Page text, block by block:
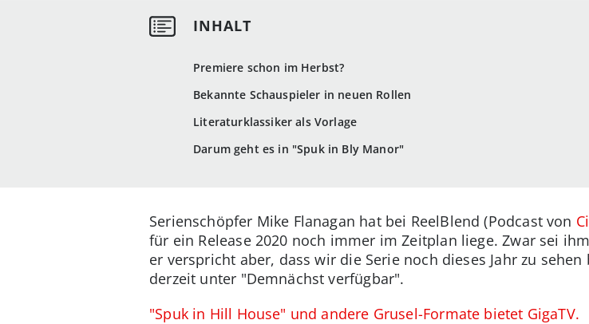
Premiere schon im Herbst?
Bekannte Schauspieler in neuen Rollen
Literaturklassiker als Vorlage
Darum geht es in "Spuk in Bly Manor"
Serienschöpfer Mike Flanagan hat bei ReelBlend (Podcast von
für ein Release 2020 noch immer im Zeitplan liege. Zwar sei
er verspricht aber, dass wir die Serie noch dieses Jahr zu
derzeit unter "Demnächst verfügbar".
"Spuk in Hill House" und andere Grusel-Formate bietet GigaTV.